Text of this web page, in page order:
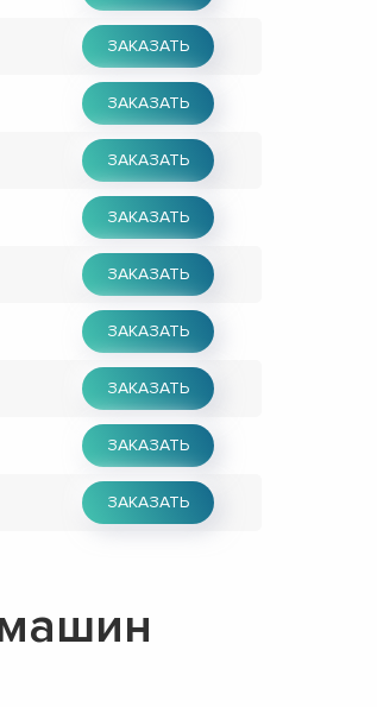
ЗАКАЗАТЬ
ЗАКАЗАТЬ
ЗАКАЗАТЬ
ЗАКАЗАТЬ
ЗАКАЗАТЬ
ЗАКАЗАТЬ
ЗАКАЗАТЬ
ЗАКАЗАТЬ
ЗАКАЗАТЬ